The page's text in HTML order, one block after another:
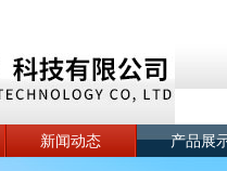
新闻动态 产品展